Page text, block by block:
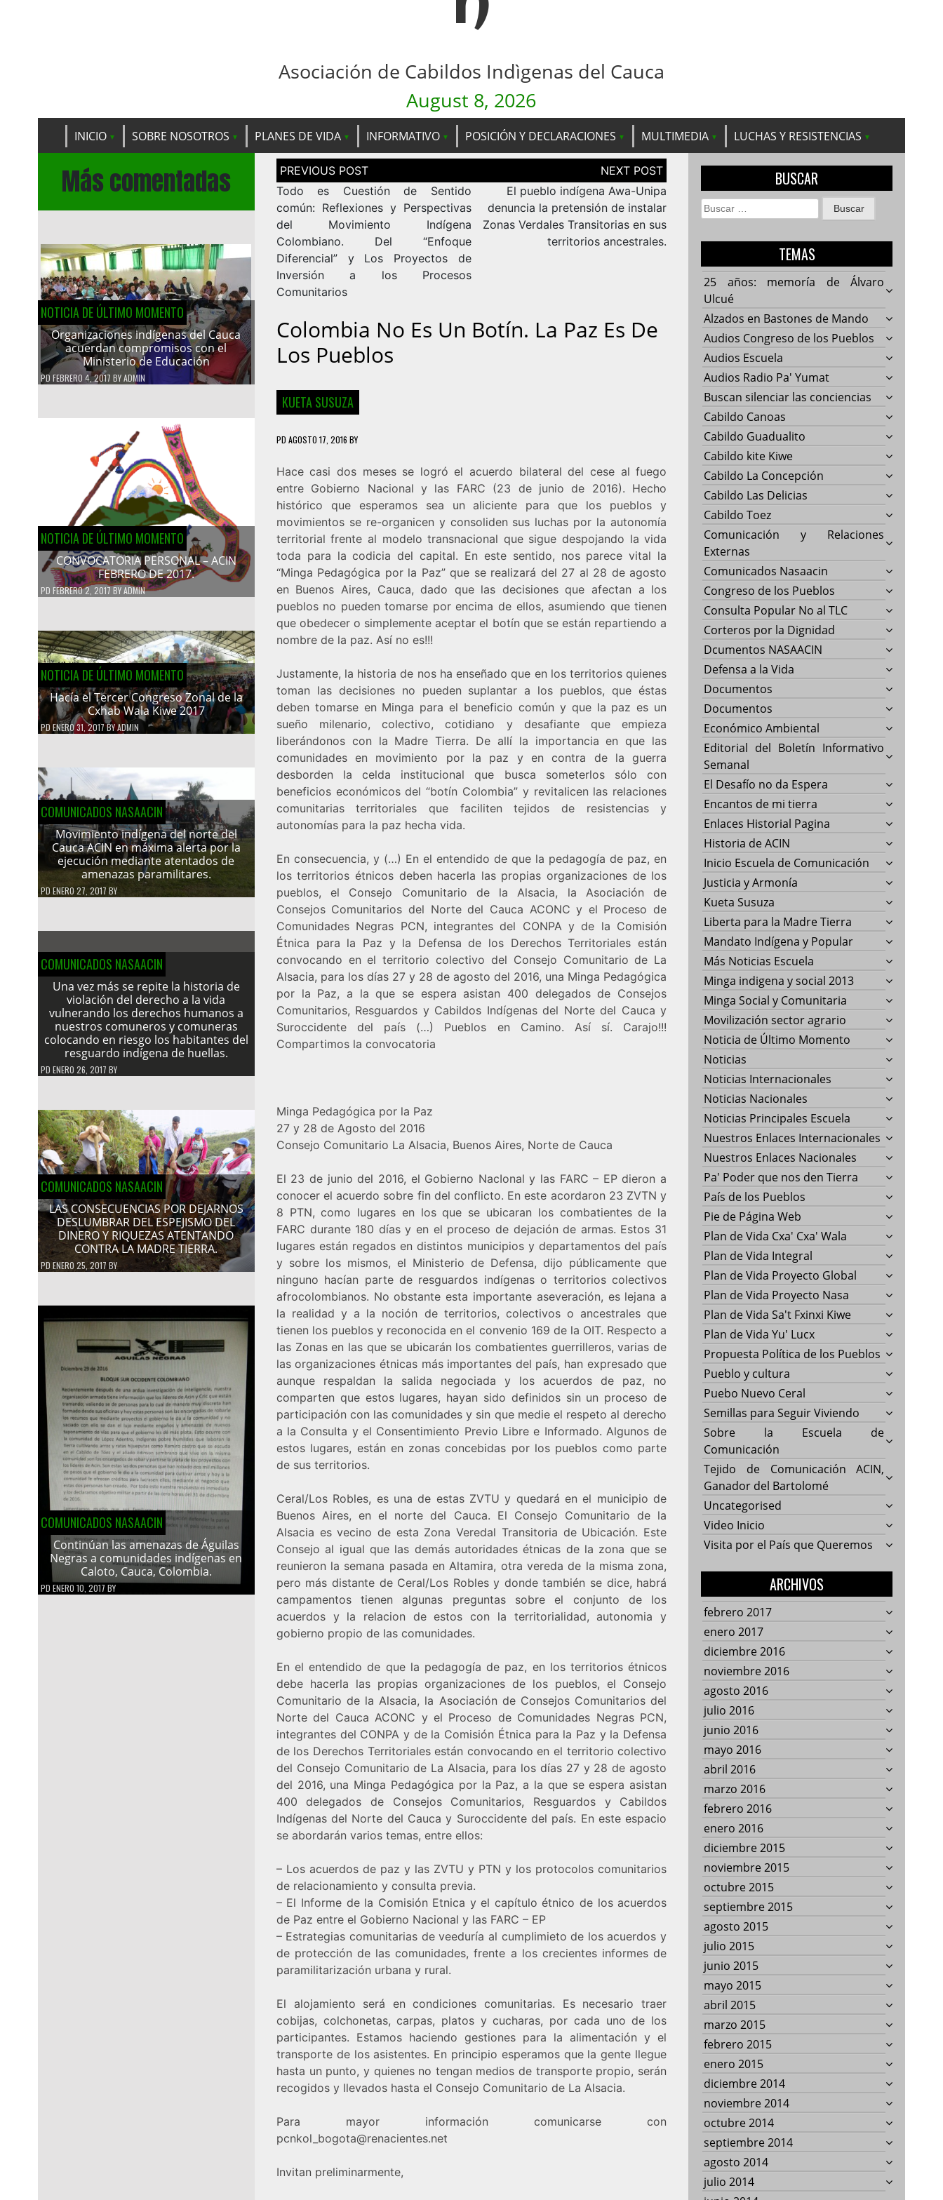
Asociación de Cabildos Indìgenas del Cauca
August 8, 2026
INICIO SOBRE NOSOTROS PLANES DE VIDA INFORMATIVO POSICIÓN Y DECLARACIONES MULTIMEDIA LUCHAS Y RESISTENCIAS
Más comentadas
NOTICIA DE ÚLTIMO MOMENTO
Organizaciones indígenas del Cauca
acuerdan compromisos con el
Ministerio de Educación
PD FEBRERO 4, 2017 BYADMIN
NOTICIA DE ÚLTIMO MOMENTO
CONVOCATORIA PERSONAL – ACIN
FEBRERO DE 2017.
PD FEBRERO 2, 2017BYADMIN
NOTICIA DE ÚLTIMO MOMENTO
Hacía el Tercer Congreso Zonal de la
Cxhab Wala Kiwe 2017
PDENERO 31, 2017BYADMIN
COMUNICADOS NASAACIN
Movimiento indígena del norte del
Cauca ACIN en máxima alerta por la
ejecución mediante atentados de
amenazas paramilitares.
PD ENERO 27, 2017 BY
COMUNICADOS NASAACIN
Una vez más se repite la historia de
violación del derecho a la vida
vulnerando los derechos humanos a
nuestros comuneros y comuneras
colocando en riesgo los habitantes del
resguardo indígena de huellas.
PD ENERO 26, 2017 BY
COMUNICADOS NASAACIN
LAS CONSECUENCIAS POR DEJARNOS
DESLUMBRAR DEL ESPEJISMO DEL
DINERO Y RIQUEZAS ATENTANDO
CONTRA LA MADRE TIERRA.
PDENERO 25, 2017 BY
COMUNICADOS NASAACIN
Continúan las amenazas de Águilas
Negras a comunidades indígenas en
Caloto, Cauca, Colombia.
PD ENERO 10, 2017 BY
Navegación
de
entradas
Todo es Cuestión de Sentido
común: Reflexiones y Perspectivas
del Movimiento Indígena
Colombiano. Del “Enfoque
Diferencial” y Los Proyectos de
Inversión a los Procesos
Comunitarios
El pueblo indígena Awa-Unipa
denuncia la pretensión de instalar
Zonas Verdales Transitorias en sus
territorios ancestrales.
Colombia No Es Un Botín. La Paz Es De
Los Pueblos
KUETA SUSUZA
PD AGOSTO 17, 2016 BY
Hace casi dos meses se logró el acuerdo bilateral del cese al fuego
entre Gobierno Nacional y las FARC (23 de junio de 2016). Hecho
histórico que esperamos sea un aliciente para que los pueblos y
movimientos se re-organicen y consoliden sus luchas por la autonomía
territorial frente al modelo transnacional que sigue despojando la vida
toda para la codicia del capital. En este sentido, nos parece vital la
“Minga Pedagógica por la Paz” que se realizará del 27 al 28 de agosto
en Buenos Aires, Cauca, dado que las decisiones que afectan a los
pueblos no pueden tomarse por encima de ellos, asumiendo que tienen
que obedecer o simplemente aceptar el botín que se están repartiendo a
nombre de la paz. Así no es!!!
Justamente, la historia de nos ha enseñado que en los territorios quienes
toman las decisiones no pueden suplantar a los pueblos, que éstas
deben tomarse en Minga para el beneficio común y que la paz es un
sueño milenario, colectivo, cotidiano y desafiante que empieza
liberándonos con la Madre Tierra. De allí la importancia en que las
comunidades en movimiento por la paz y en contra de la guerra
desborden la celda institucional que busca someterlos sólo con
beneficios económicos del “botín Colombia” y revitalicen las relaciones
comunitarias territoriales que faciliten tejidos de resistencias y
autonomías para la paz hecha vida.
En consecuencia, y (…) En el entendido de que la pedagogía de paz, en
los territorios étnicos deben hacerla las propias organizaciones de los
pueblos, el Consejo Comunitario de la Alsacia, la Asociación de
Consejos Comunitarios del Norte del Cauca ACONC y el Proceso de
Comunidades Negras PCN, integrantes del CONPA y de la Comisión
Étnica para la Paz y la Defensa de los Derechos Territoriales están
convocando en el territorio colectivo del Consejo Comunitario de La
Alsacia, para los días 27 y 28 de agosto del 2016, una Minga Pedagógica
por la Paz, a la que se espera asistan 400 delegados de Consejos
Comunitarios, Resguardos y Cabildos Indígenas del Norte del Cauca y
Suroccidente del país (…) Pueblos en Camino. Así sí. Carajo!!!
Compartimos la convocatoria
Minga Pedagógica por la Paz
27 y 28 de Agosto del 2016
Consejo Comunitario La Alsacia, Buenos Aires, Norte de Cauca
El 23 de junio del 2016, el Gobierno NacIonal y las FARC – EP dieron a
conocer el acuerdo sobre fin del conflicto. En este acordaron 23 ZVTN y
8 PTN, como lugares en los que se ubicaran los combatientes de la
FARC durante 180 días y en el proceso de dejación de armas. Estos 31
lugares están regados en distintos municipios y departamentos del país
y sobre los mismos, el Ministerio de Defensa, dijo públicamente que
ninguno hacían parte de resguardos indígenas o territorios colectivos
afrocolombianos. No obstante esta importante aseveración, es lejana a
la realidad y a la noción de territorios, colectivos o ancestrales que
tienen los pueblos y reconocida en el convenio 169 de la OIT. Respecto a
las Zonas en las que se ubicarán los combatientes guerrilleros, varias de
las organizaciones étnicas más importantes del país, han expresado que
aunque respaldan la salida negociada y los acuerdos de paz, no
comparten que estos lugares, hayan sido definidos sin un proceso de
participación con las comunidades y sin que medie el respeto al derecho
a la Consulta y el Consentimiento Previo Libre e Informado. Algunos de
estos lugares, están en zonas concebidas por los pueblos como parte
de sus territorios.
Ceral/Los Robles, es una de estas ZVTU y quedará en el municipio de
Buenos Aires, en el norte del Cauca. El Consejo Comunitario de la
Alsacia es vecino de esta Zona Veredal Transitoria de Ubicación. Este
Consejo al igual que las demás autoridades étnicas de la zona que se
reunieron la semana pasada en Altamira, otra vereda de la misma zona,
pero más distante de Ceral/Los Robles y donde también se dice, habrá
campamentos tienen algunas preguntas sobre el conjunto de los
acuerdos y la relacion de estos con la territorialidad, autonomia y
gobierno propio de las comunidades.
En el entendido de que la pedagogía de paz, en los territorios étnicos
debe hacerla las propias organizaciones de los pueblos, el Consejo
Comunitario de la Alsacia, la Asociación de Consejos Comunitarios del
Norte del Cauca ACONC y el Proceso de Comunidades Negras PCN,
integrantes del CONPA y de la Comisión Étnica para la Paz y la Defensa
de los Derechos Territoriales están convocando en el territorio colectivo
del Consejo Comunitario de La Alsacia, para los días 27 y 28 de agosto
del 2016, una Minga Pedagógica por la Paz, a la que se espera asistan
400 delegados de Consejos Comunitarios, Resguardos y Cabildos
Indígenas del Norte del Cauca y Suroccidente del país. En este espacio
se abordarán varios temas, entre ellos:
– Los acuerdos de paz y las ZVTU y PTN y los protocolos comunitarios
de relacionamiento y consulta previa.
– El Informe de la Comisión Etnica y el capítulo étnico de los acuerdos
de Paz entre el Gobierno Nacional y las FARC – EP
– Estrategias comunitarias de veeduría al cumplimieto de los acuerdos y
de protección de las comunidades, frente a los crecientes informes de
paramilitarización urbana y rural.
El alojamiento será en condiciones comunitarias. Es necesario traer
cobijas, colchonetas, carpas, platos y cucharas, por cada uno de los
participantes. Estamos haciendo gestiones para la alimentación y el
transporte de los asistentes. En principio esperamos que la gente llegue
hasta un punto, y quienes no tengan medios de transporte propio, serán
recogidos y llevados hasta el Consejo Comunitario de La Alsacia.
Para mayor información comunicarse con
pcnkol_bogota@renacientes.net
Invitan preliminarmente,
BUSCAR
Buscar:
TEMAS
25 años: memoría de Álvaro
Ulcué
Alzados en Bastones de Mando
Audios Congreso de los Pueblos
Audios Escuela
Audios Radio Pa' Yumat
Buscan silenciar las conciencias
Cabildo Canoas
Cabildo Guadualito
Cabildo kite Kiwe
Cabildo La Concepción
Cabildo Las Delicias
Cabildo Toez
Comunicación y Relaciones
Externas
Comunicados Nasaacin
Congreso de los Pueblos
Consulta Popular No al TLC
Corteros por la Dignidad
Dcumentos NASAACIN
Defensa a la Vida
Documentos
Documentos
Económico Ambiental
Editorial del Boletín Informativo
Semanal
El Desafío no da Espera
Encantos de mi tierra
Enlaces Historial Pagina
Historia de ACIN
Inicio Escuela de Comunicación
Justicia y Armonía
Kueta Susuza
Liberta para la Madre Tierra
Mandato Indígena y Popular
Más Noticias Escuela
Minga indigena y social 2013
Minga Social y Comunitaria
Movilización sector agrario
Noticia de Último Momento
Noticias
Noticias Internacionales
Noticias Nacionales
Noticias Principales Escuela
Nuestros Enlaces Internacionales
Nuestros Enlaces Nacionales
Pa' Poder que nos den Tierra
País de los Pueblos
Pie de Página Web
Plan de Vida Cxa' Cxa' Wala
Plan de Vida Integral
Plan de Vida Proyecto Global
Plan de Vida Proyecto Nasa
Plan de Vida Sa't Fxinxi Kiwe
Plan de Vida Yu' Lucx
Propuesta Política de los Pueblos
Pueblo y cultura
Puebo Nuevo Ceral
Semillas para Seguir Viviendo
Sobre la Escuela de
Comunicación
Tejido de Comunicación ACIN,
Ganador del Bartolomé
Uncategorised
Video Inicio
Visita por el País que Queremos
ARCHIVOS
febrero 2017
enero 2017
diciembre 2016
noviembre 2016
agosto 2016
julio 2016
junio 2016
mayo 2016
abril 2016
marzo 2016
febrero 2016
enero 2016
diciembre 2015
noviembre 2015
octubre 2015
septiembre 2015
agosto 2015
julio 2015
junio 2015
mayo 2015
abril 2015
marzo 2015
febrero 2015
enero 2015
diciembre 2014
noviembre 2014
octubre 2014
septiembre 2014
agosto 2014
julio 2014